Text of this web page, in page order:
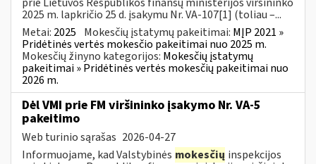
2025 m. lapkričio 25 d. įsakymu Nr. VA-107[1] (toliau –...
Metai: 2025 Mokesčių įstatymų pakeitimai: MĮP 2021 »
Pridėtinės vertės mokesčio pakeitimai nuo 2025 m.
Mokesčių žinyno kategorijos: Mokesčių įstatymų
pakeitimai » Pridėtinės vertės mokesčių pakeitimai nuo
2026 m.
Dėl VMI prie FM viršininko įsakymo Nr. VA-5
pakeitimo
Web turinio sąrašas 2026-04-27
Informuojame, kad Valstybinės mokesčių inspekcijos